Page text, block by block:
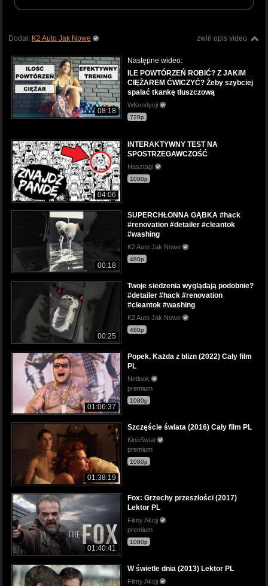
zwiń opis video
Dodał: K2 Auto Jak Nowe
08:18
Następne wideo:
ILE POWTÓRZEŃ ROBIĆ? Z JAKIM
CIĘŻAREM ĆWICZYĆ? Żeby szybciej
spalać tkankę tłuszczową
WKondycji
720p
04:06
INTERAKTYWNY TEST NA
SPOSTRZEGAWCZOŚĆ
Hasztagi
1080p
00:18
SUPERCHŁONNA GĄBKA #hack
#renovation #detailer #cleantok
#washing
K2 Auto Jak Nowe
480p
00:25
Twoje siedzenia wyglądają podobnie?
#detailer #hack #renovation
#cleantok #washing
K2 Auto Jak Nowe
480p
01:06:37
Popek. Każda z blizn (2022) Cały film
PL
Netlook
premium
1080p
01:38:19
Szczęście świata (2016) Cały film PL
KinoSwiat
premium
1080p
01:40:41
Fox: Grzechy przeszłości (2017)
Lektor PL
Filmy Akcji
premium
1080p
W świetle dnia (2013) Lektor PL
Filmy Akcji